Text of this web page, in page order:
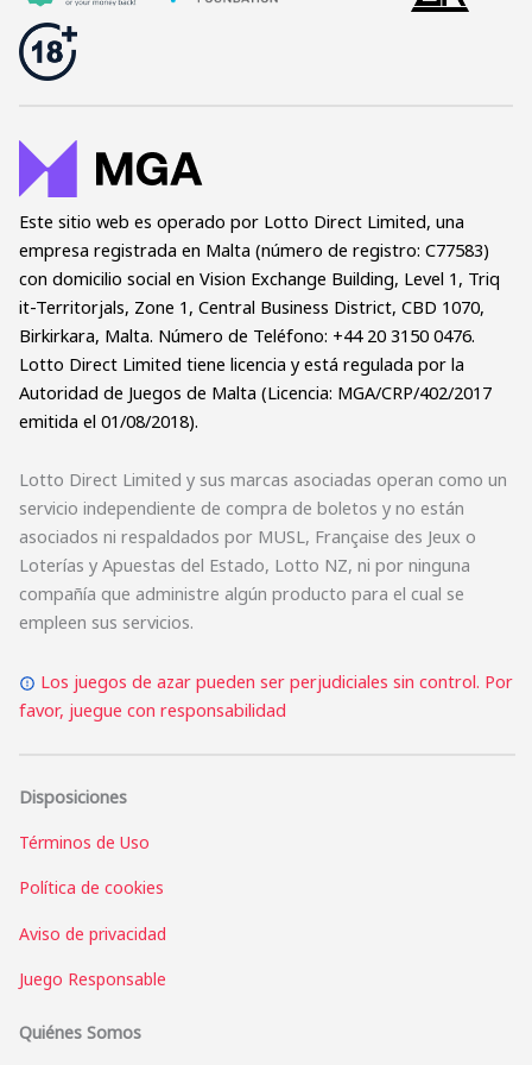
Este sitio web es operado por Lotto Direct Limited, una
empresa registrada en Malta (número de registro: C77583)
con domicilio social en Vision Exchange Building, Level 1, Triq
it-Territorjals, Zone 1, Central Business District, CBD 1070,
Birkirkara, Malta. Número de Teléfono: +44 20 3150 0476.
Lotto Direct Limited tiene licencia y está regulada por la
Autoridad de Juegos de Malta (Licencia: MGA/CRP/402/2017
emitida el 01/08/2018).
Lotto Direct Limited y sus marcas asociadas operan como un
servicio independiente de compra de boletos y no están
asociados ni respaldados por MUSL, Française des Jeux o
Loterías y Apuestas del Estado, Lotto NZ, ni por ninguna
compañía que administre algún producto para el cual se
empleen sus servicios.
Los juegos de azar pueden ser perjudiciales sin control. Por
favor, juegue con responsabilidad
Disposiciones
Términos de Uso
Política de cookies
Aviso de privacidad
Juego Responsable
Quiénes Somos